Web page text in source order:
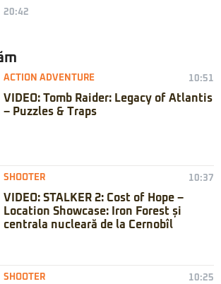
20:42
ACTION ADVENTURE 10:51
VIDEO: Tomb Raider: Legacy of Atlantis
– Puzzles & Traps
SHOOTER 10:37
VIDEO: STALKER 2: Cost of Hope –
Location Showcase: Iron Forest și
centrala nucleară de la Cernobîl
SHOOTER 10:25